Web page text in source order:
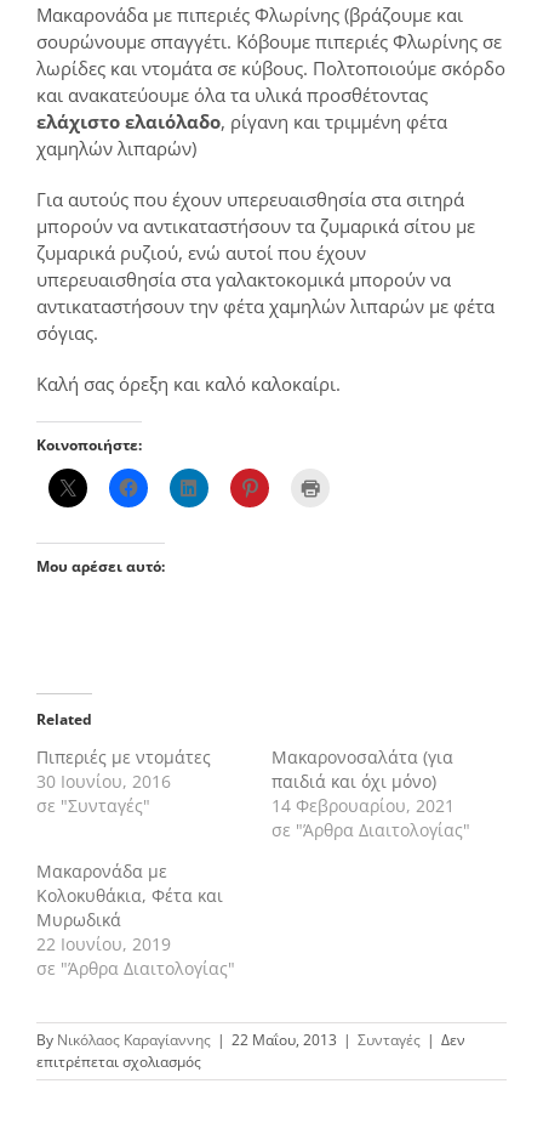
Μακαρονάδα με πιπεριές Φλωρίνης (βράζουμε και
σουρώνουμε σπαγγέτι. Κόβουμε πιπεριές Φλωρίνης σε
λωρίδες και ντομάτα σε κύβους. Πολτοποιούμε σκόρδο
και ανακατεύουμε όλα τα υλικά προσθέτοντας
ελάχιστο ελαιόλαδο, ρίγανη και τριμμένη φέτα
χαμηλών λιπαρών)
Για αυτούς που έχουν υπερευαισθησία στα σιτηρά
μπορούν να αντικαταστήσουν τα ζυμαρικά σίτου με
ζυμαρικά ρυζιού, ενώ αυτοί που έχουν
υπερευαισθησία στα γαλακτοκομικά μπορούν να
αντικαταστήσουν την φέτα χαμηλών λιπαρών με φέτα
σόγιας.
Καλή σας όρεξη και καλό καλοκαίρι.
Κοινοποιήστε:
Μου αρέσει αυτό:
Related
Πιπεριές με ντομάτες
30 Ιουνίου, 2016
σε "Συνταγές"
Μακαρονοσαλάτα (για
παιδιά και όχι μόνο)
14 Φεβρουαρίου, 2021
σε "Άρθρα Διαιτολογίας"
Μακαρονάδα με
Κολοκυθάκια, Φέτα και
Μυρωδικά
22 Ιουνίου, 2019
σε "Άρθρα Διαιτολογίας"
By Νικόλαος Καραγίαννης | 22 Μαΐου, 2013 | Συνταγές | Δεν
επιτρέπεται σχολιασμόςστο
Μακαρονάδα